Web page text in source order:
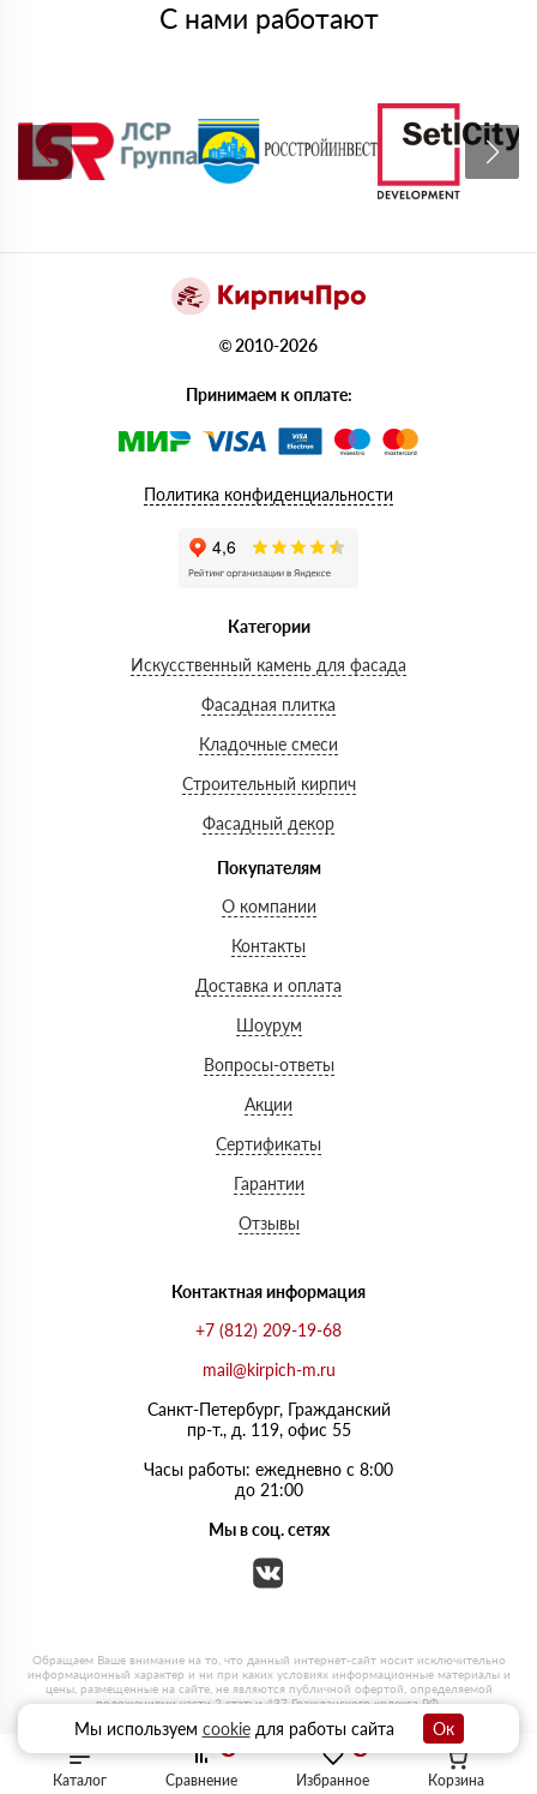
Каталог Избранное
Сравнение Корзина
С нами работают
© 2010-2026
Принимаем к оплате:
Политика конфиденциальности
Категории
Искусственный камень для фасада
Фасадная плитка
Кладочные смеси
Строительный кирпич
Фасадный декор
Покупателям
О компании
Контакты
Доставка и оплата
Шоурум
Вопросы-ответы
Акции
Сертификаты
Гарантии
Отзывы
Контактная информация
+7 (812) 209-19-68
mail@kirpich-m.ru
Санкт-Петербург, Граждaнский
пр-т., д. 119, офис 55
Часы работы: ежедневно с 8:00
до 21:00
Мы в соц. сетях
Мы используем cookieдля работы сайта Ок